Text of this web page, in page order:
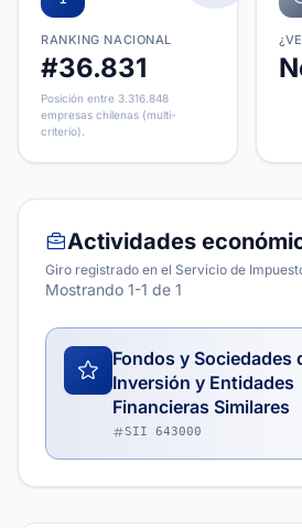
RANKING NACIONAL
#36.831
Posición entre 3.316.848
empresas chilenas (multi-
criterio).
Actividades
Giro registrado en el Servicio de
Mostrando 1-1 de 1
Fondos y Sociedades
Inversión y Entidades
Financieras Similares
SII 643000